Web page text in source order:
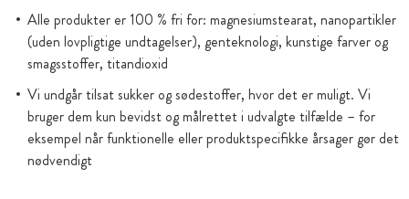
Alle produkter er 100 % fri for: magnesiumstearat, nanopartikler
(uden lovpligtige undtagelser), genteknologi, kunstige farver og
smagsstoffer, titandioxid
Vi undgår tilsat sukker og sødestoffer, hvor det er muligt. Vi
bruger dem kun bevidst og målrettet i udvalgte tilfælde – for
eksempel når funktionelle eller produktspecifikke årsager gør det
nødvendigt